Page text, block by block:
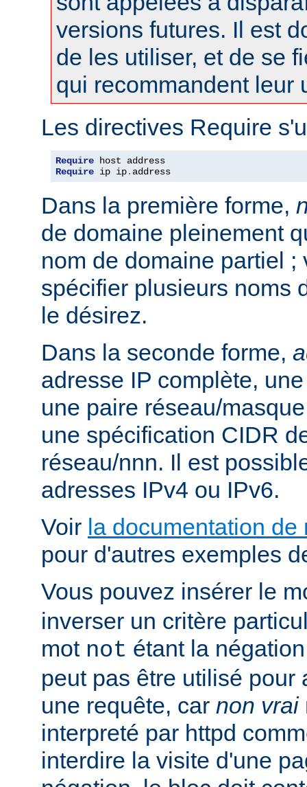
versions futures. Il est
de les utiliser, et de se
qui recommandent leur
Les directives Require
Require
Require ip ip. address
Dans la première forme,
de domaine pleinement
nom de domaine partiel ;
spécifier plusieurs noms
le désirez.
Dans la seconde forme,
adresse IP complète,
une paire réseau/
une spécification CIDR
réseau/nnn. Il est
adresses IPv4 ou IPv6.
Voir la documentation de
pour d'autres exemples
Vous pouvez insérer le
inverser un critère
mot not étant la
peut pas être utilisé pour
une requête, car non vrai
interpreté par httpd
interdire la visite d'une